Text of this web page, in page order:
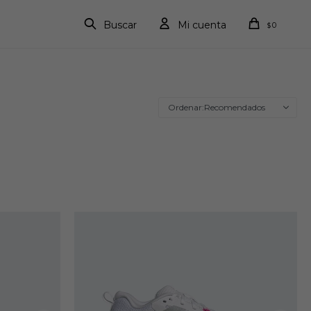
$0
Recomendados